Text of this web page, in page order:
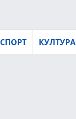
СПОРТ КУЛТУРА